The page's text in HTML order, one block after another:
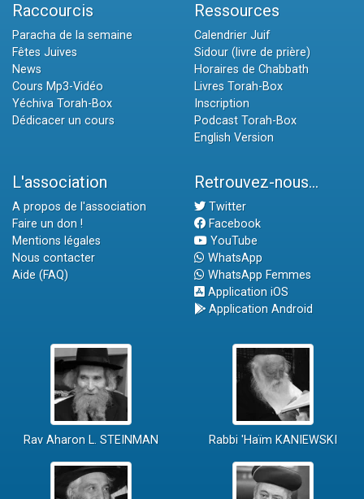
Raccourcis
Paracha de la semaine
Fêtes Juives
News
Cours Mp3-Vidéo
Yéchiva Torah-Box
Dédicacer un cours
Ressources
Calendrier Juif
Sidour (livre de prière)
Horaires de Chabbath
Livres Torah-Box
Inscription
Podcast Torah-Box
English Version
L'association
A propos de l'association
Faire un don !
Mentions légales
Nous contacter
Aide (FAQ)
Retrouvez-nous...
Twitter
Facebook
YouTube
WhatsApp
WhatsApp Femmes
Application iOS
Application Android
Rav Aharon L. STEINMAN Rabbi 'Haïm KANIEWSKI